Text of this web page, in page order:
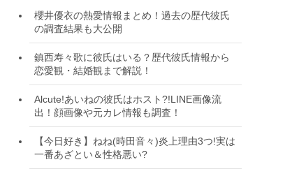
櫻井優衣の熱愛情報まとめ！過去の歴代彼氏
の調査結果も大公開
鎮西寿々歌に彼氏はいる？歴代彼氏情報から
恋愛観・結婚観まで解説！
Alcute!あいねの彼氏はホスト?!LINE画像流
出！顔画像や元カレ情報も調査！
【今日好き】ねね(時田音々)炎上理由3つ!実は
一番あざとい＆性格悪い?